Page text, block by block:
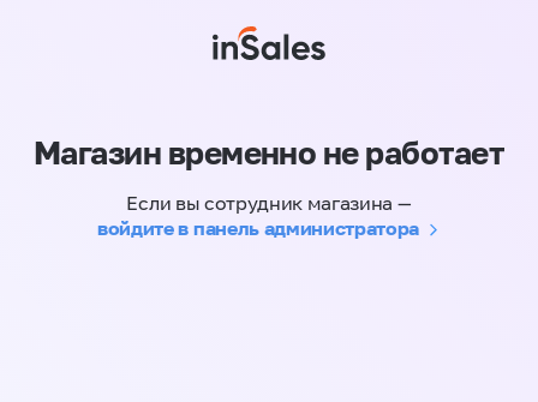
Магазин временно не работает
Если вы сотрудник магазина —
войдите в панель администратора